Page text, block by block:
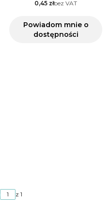
0,45 złbez VAT
Powiadom mnie o
dostępności
z 1